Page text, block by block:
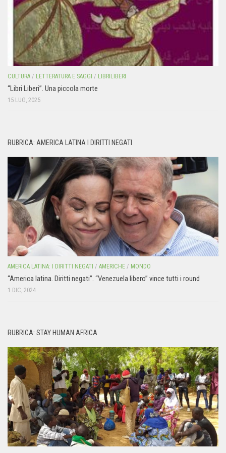
CULTURA / LETTERATURA E SAGGI / LIBRILIBERI
“Libri Liberi”. Una piccola morte
15 LUG, 2025
RUBRICA: AMERICA LATINA I DIRITTI NEGATI
AMERICA LATINA: I DIRITTI NEGATI / AMERICHE / MONDO
“America latina. Diritti negati”. “Venezuela libero” vince tutti i round
1 DIC, 2024
RUBRICA: STAY HUMAN AFRICA